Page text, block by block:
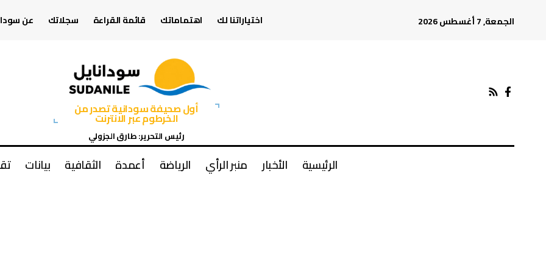
الجمعة, 7 أغسطس 2026 اختياراتنا لك اهتماماتك قائمة القراءة سجلاتك عن
أول صحيفة سودانية تصدر من
الخرطوم عبر الانترنت
رئيس التحرير: طارق الجزولي
الرئيسية الأخبار منبر الرأي الرياضة أعمدة الثقافية بيانات